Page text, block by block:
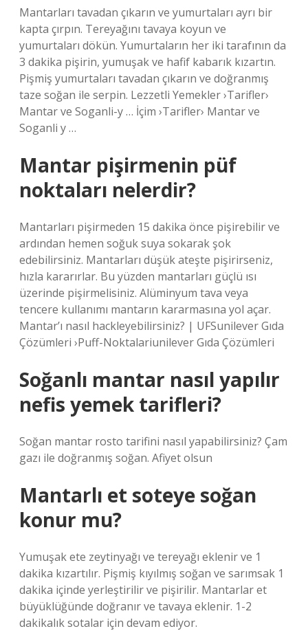
Mantarları tavadan çıkarın ve yumurtaları ayrı bir
kapta çırpın. Tereyağını tavaya koyun ve
yumurtaları dökün. Yumurtaların her iki tarafının da
3 dakika pişirin, yumuşak ve hafif kabarık kızartın.
Pişmiş yumurtaları tavadan çıkarın ve doğranmış
taze soğan ile serpin. Lezzetli Yemekler ›Tarifler›
Mantar ve Soganli-y … İçim ›Tarifler› Mantar ve
Soganli y …
Mantar pişirmenin püf
noktaları nelerdir?
Mantarları pişirmeden 15 dakika önce pişirebilir ve
ardından hemen soğuk suya sokarak şok
edebilirsiniz. Mantarları düşük ateşte pişirirseniz,
hızla kararırlar. Bu yüzden mantarları güçlü ısı
üzerinde pişirmelisiniz. Alüminyum tava veya
tencere kullanımı mantarın kararmasına yol açar.
Mantar’ı nasıl hackleyebilirsiniz? | UFSunilever Gıda
Çözümleri ›Puff-Noktalariunilever Gıda Çözümleri
Soğanlı mantar nasıl yapılır
nefis yemek tarifleri?
Soğan mantar rosto tarifini nasıl yapabilirsiniz? Çam
gazı ile doğranmış soğan. Afiyet olsun
Mantarlı et soteye soğan
konur mu?
Yumuşak ete zeytinyağı ve tereyağı eklenir ve 1
dakika kızartılır. Pişmiş kıyılmış soğan ve sarımsak 1
dakika içinde yerleştirilir ve pişirilir. Mantarlar et
büyüklüğünde doğranır ve tavaya eklenir. 1-2
dakikalık sotalar için devam ediyor.